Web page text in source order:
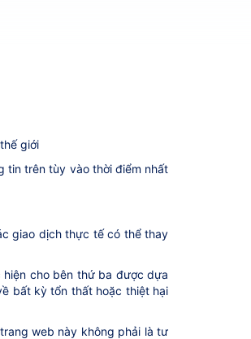
giới
tin trên tùy vào thời điểm nhất
giao dịch thực tế có thể thay
cho bên thứ ba được dựa
bất kỳ tổn thất hoặc thiệt hại
web này không phải là tư